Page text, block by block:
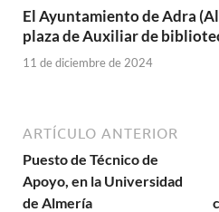
El Ayuntamiento de Adra
plaza de Auxiliar de
11 de diciembre de 2024
ARTÍCULO ANTERIOR
Puesto de Técnico de
Apoyo, en la Universidad
de Almería